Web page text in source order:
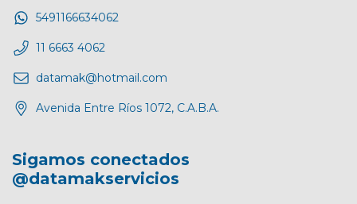
5491166634062
11 6663 4062
datamak@hotmail.com
Avenida Entre Ríos 1072, C.A.B.A.
Sigamos conectados
@datamakservicios